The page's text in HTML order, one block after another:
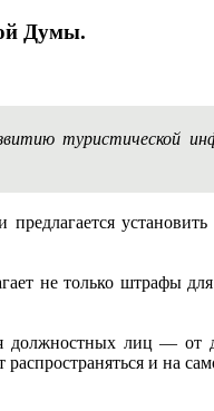
Думы.
туристической
установить
не только штрафы
должностных лиц —
и на